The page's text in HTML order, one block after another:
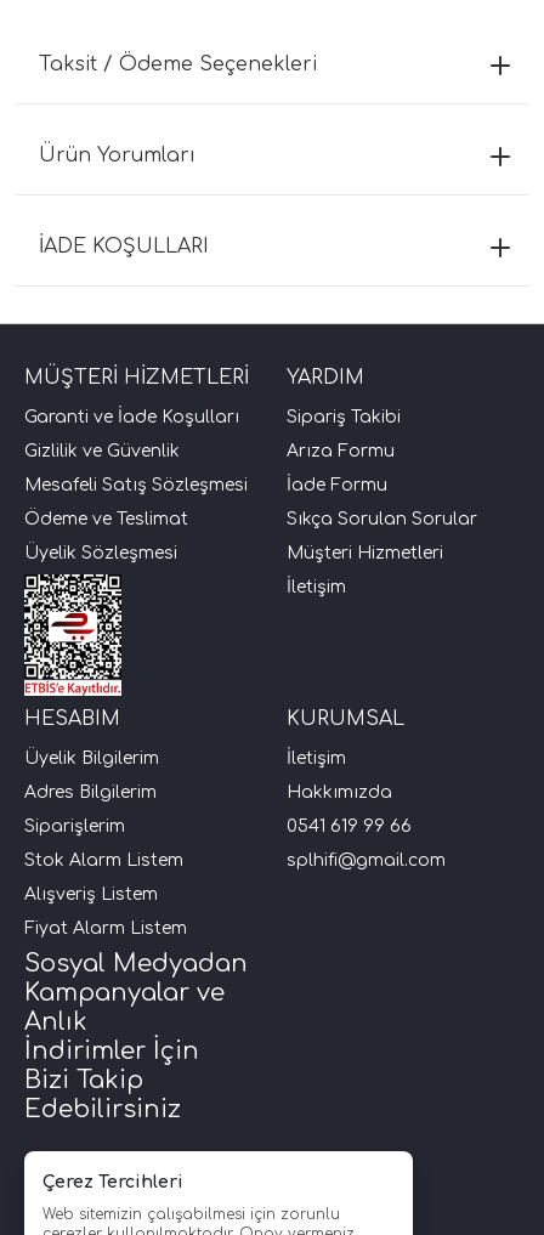
Taksit / Ödeme Seçenekleri
Ürün Yorumları
İADE KOŞULLARI
MÜŞTERİ HİZMETLERİ
Garanti ve İade Koşulları
Gizlilik ve Güvenlik
Mesafeli Satış Sözleşmesi
Ödeme ve Teslimat
Üyelik Sözleşmesi
YARDIM
Sipariş Takibi
Arıza Formu
İade Formu
Sıkça Sorulan Sorular
Müşteri Hizmetleri
İletişim
HESABIM
Üyelik Bilgilerim
Adres Bilgilerim
Siparişlerim
Stok Alarm Listem
Alışveriş Listem
Fiyat Alarm Listem
KURUMSAL
İletişim
Hakkımızda
0541 619 99 66
splhifi@gmail.com
Sosyal Medyadan
Kampanyalar ve
Anlık
İndirimler İçin
Bizi Takip
Edebilirsiniz
Çerez Tercihleri
Web sitemizin çalışabilmesi için zorunlu